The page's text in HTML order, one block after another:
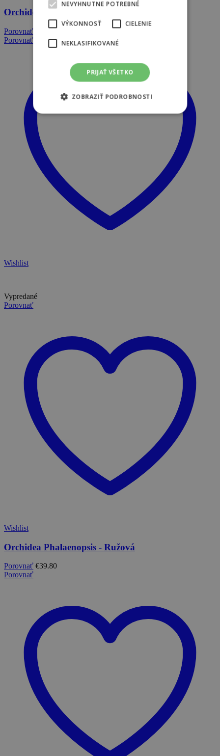
Orchidea Phalaenopsis - Cyklamenová
Porovnať
39.80
Porovnať
Wishlist
Vypredané
Porovnať
Wishlist
Orchidea Phalaenopsis - Ružová
Porovnať €39.80
Porovnať
NEVYHNUTNE POTREBNÉ
VÝKONNOSŤ CIELENIE
NEKLASIFIKOVANÉ
PRIJAŤ VŠETKO
ZOBRAZIŤ PODROBNOSTI